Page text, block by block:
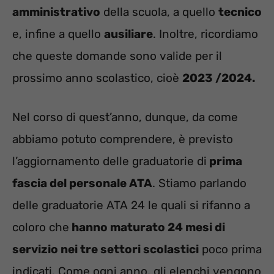
amministrativo della scuola, a quello tecnico
e, infine a quello ausiliare. Inoltre, ricordiamo
che queste domande sono valide per il
prossimo anno scolastico, cioè 2023 /2024.
Nel corso di quest’anno, dunque, da come
abbiamo potuto comprendere, è previsto
l’aggiornamento delle graduatorie di prima
fascia del personale ATA. Stiamo parlando
delle graduatorie ATA 24 le quali si rifanno a
coloro che hanno maturato 24 mesi di
servizio nei tre settori scolastici poco prima